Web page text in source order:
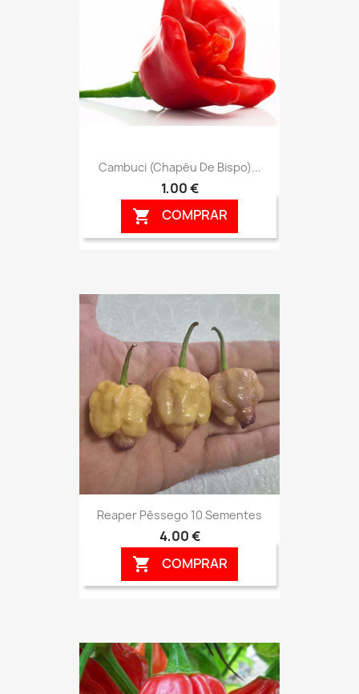
Cambuci (Chapéu De Bispo)...
1,00 €
 COMPRAR
Reaper Pêssego 10 Sementes
4,00 €
 COMPRAR